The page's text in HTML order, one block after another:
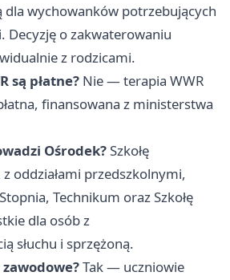
dla wychowanków potrzebujących
Decyzję o zakwaterowaniu
z rodzicami.
są płatne? Nie — terapia WWR
finansowana z ministerstwa
Ośrodek?Szkołę
oddziałami przedszkolnymi,
Technikum oraz Szkołę
dla osób z
słuchu i sprzężoną.
Tak — uczniowie